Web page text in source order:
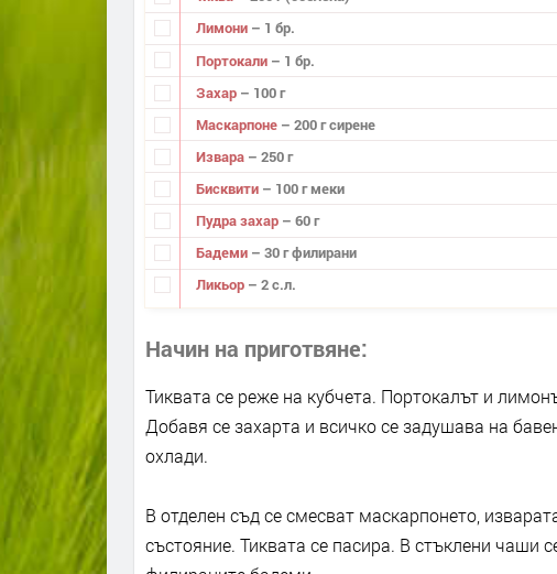
Лимони – 1 бр.
Портокали – 1 бр.
Захар – 100 г
Маскарпоне – 200 г сирене
Извара – 250 г
Бисквити – 100 г меки
Пудра захар – 60 г
Бадеми – 30 г филирани
Ликьор – 2 с.л.
Начин на приготвяне
Тиквата се реже на кубчета. Портокалът и
Добавя се захарта и всичко се задушава на
охлади.
В отделен съд се смесват маскарпонето,
състояние. Тиквата се пасира. В стъклени чаши